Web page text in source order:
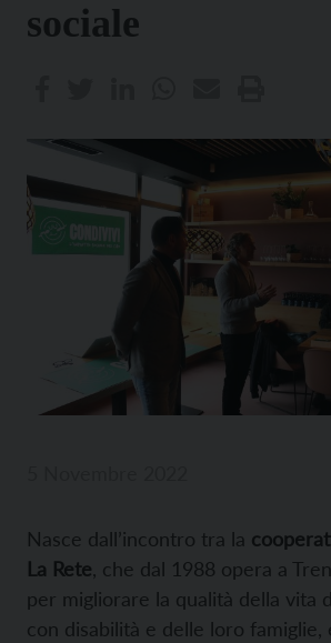
sociale
Nasce dall’incontro tra la
La Rete , che dal 1988 opera a
per migliorare la qualità della vita
con disabilità e delle loro famiglie,